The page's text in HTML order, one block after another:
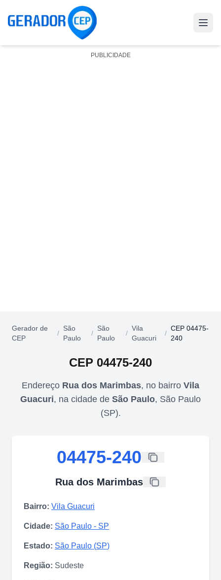
PUBLICIDADE
Gerador de
CEP
/
São
Paulo
/
São
Paulo
/
Vila
Guacuri
/
CEP 04475-
240
CEP 04475-240
Endereço Rua dos Marimbas, no bairro Vila
Guacuri, na cidade de São Paulo, São Paulo
(SP).
04475-240
Rua dos Marimbas
Bairro: Vila Guacuri
Cidade: São Paulo - SP
Estado: São Paulo (SP)
Região: Sudeste